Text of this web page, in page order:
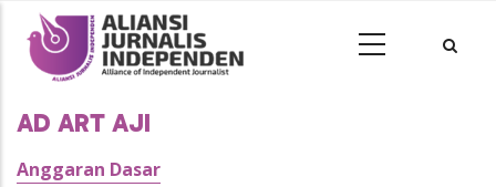
AD ART AJI
Anggaran Dasar